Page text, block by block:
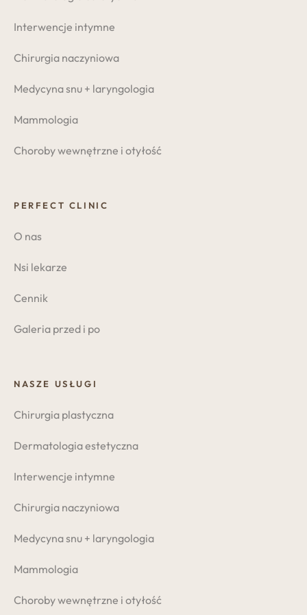
Interwencje intymne
Chirurgia naczyniowa
Medycyna snu + laryngologia
Mammologia
Choroby wewnętrzne i otyłość
PERFECT CLINIC
O nas
Nsi lekarze
Cennik
Galeria przed i po
NASZE USŁUGI
Chirurgia plastyczna
Dermatologia estetyczna
Interwencje intymne
Chirurgia naczyniowa
Medycyna snu + laryngologia
Mammologia
Choroby wewnętrzne i otyłość